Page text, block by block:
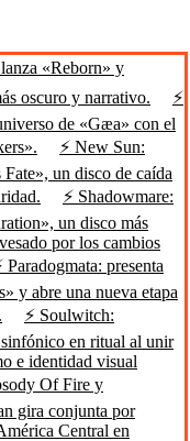
«Reborn» y
oscuro y narrativo.
⚡
de «Gæa» con el
⚡ New Sun:
Fate», un disco de caída
⚡ Shadowmare:
un disco más
por los cambios
Paradogmata: presenta
y abre una nueva etapa
⚡ Soulwitch:
en ritual al unir
e identidad visual
Of Fire y
gira conjunta por
Central en